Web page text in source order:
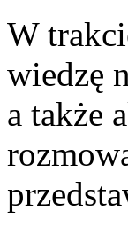
W
wiedzę
a także